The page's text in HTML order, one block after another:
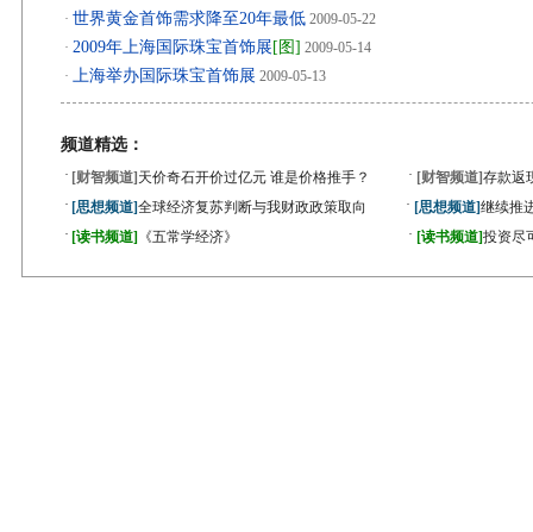
· 世界黄金首饰需求降至20年最低 2009-05-22
· 2009年上海国际珠宝首饰展 [图] 2009-05-14
· 上海举办国际珠宝首饰展 2009-05-13
频道精选：
· [财智频道] 天价奇石开价过亿元 谁是价格推手？ · [财智频道]存款返
· [思想频道]全球经济复苏判断与我财政政策取向 · [思想频道]继续推
· [读书频道] 《五常学经济》 · [读书频道]投资尽